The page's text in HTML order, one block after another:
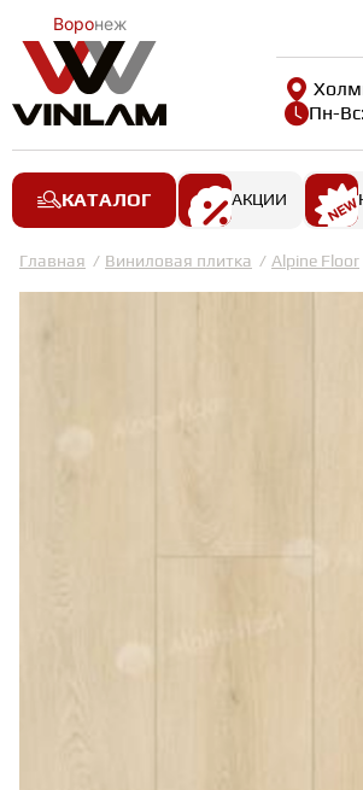
Воронеж
Пн-
КАТАЛОГ АКЦИИ
Главная Виниловая плитка Alpine Floor